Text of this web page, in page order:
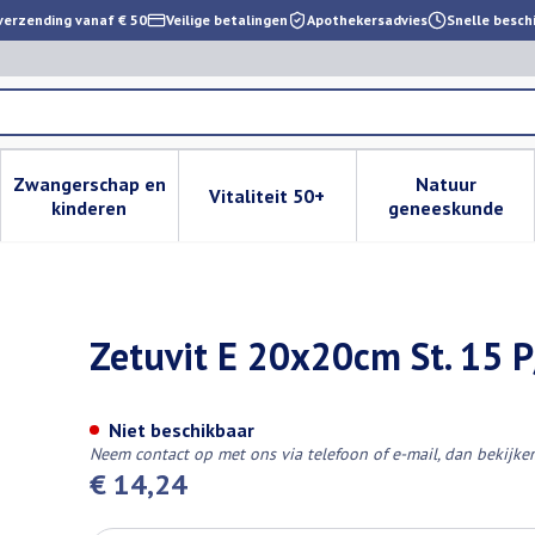
vanaf € 50 Veilige betalingen Apothekersadvies Snelle
verzorging en hygiëne categorie
voor Dieet, voeding en vitamines categorie
Zwangerschap en
kinderenToon submenu voor Zwangerschap en kinderen
Vitaliteit 50+Toon submenu voor Vitaliteit
Natuur
geneeskunde
Toon
Zetuvit E 20x20cm St. 15
€ 14,24
Niet beschikbaar
Neem contact op met ons via telefoon of e-mail, dan